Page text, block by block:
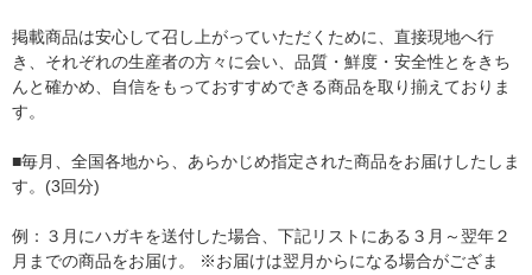
掲載商品は安心して召し上がっていただくために、直接現地へ行
き、それぞれの生産者の方々に会い、品質・鮮度・安全性とをきち
んと確かめ、自信をもっておすすめできる商品を取り揃えておりま
す。
■毎月、全国各地から、あらかじめ指定された商品をお届けしたしま
す。(3回分)
例：３月にハガキを送付した場合、下記リストにある３月～翌年２
月までの商品をお届け。 ※お届けは翌月からになる場合がござま